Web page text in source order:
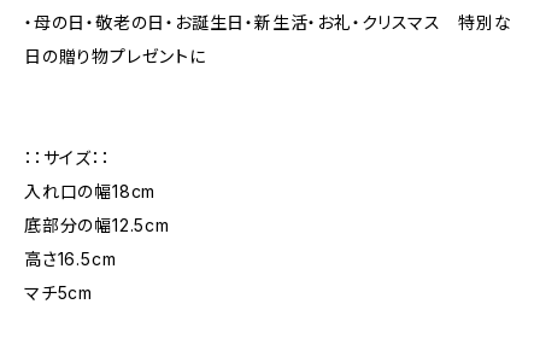
・母の日・敬老の日・お誕生日・新生活・お礼・クリスマス 特別な
日の贈り物プレゼントに
：：サイズ：：
入れ口の幅18cm
底部分の幅12.5cm
高さ16.5cm
マチ5cm